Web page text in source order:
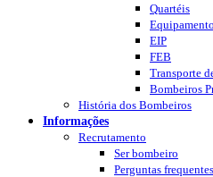
Quartéis
EIP
FEB
Transporte
Bombeiros
História dos Bombeiros
Informações
Recrutamento
Ser bombeiro
Perguntas frequentes